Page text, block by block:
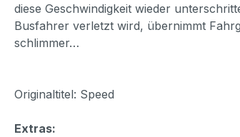
diese Geschwindigkeit wieder
Busfahrer verletzt wird, übernimmt
schlimmer…
Originaltitel: Speed
Extras: